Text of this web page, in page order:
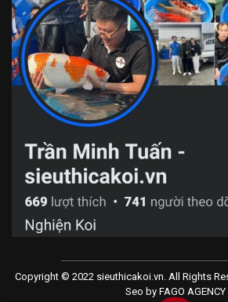
Copyright © 2022 sieuthicakoi.vn. All Rights
Seo by FAGO AGENCY